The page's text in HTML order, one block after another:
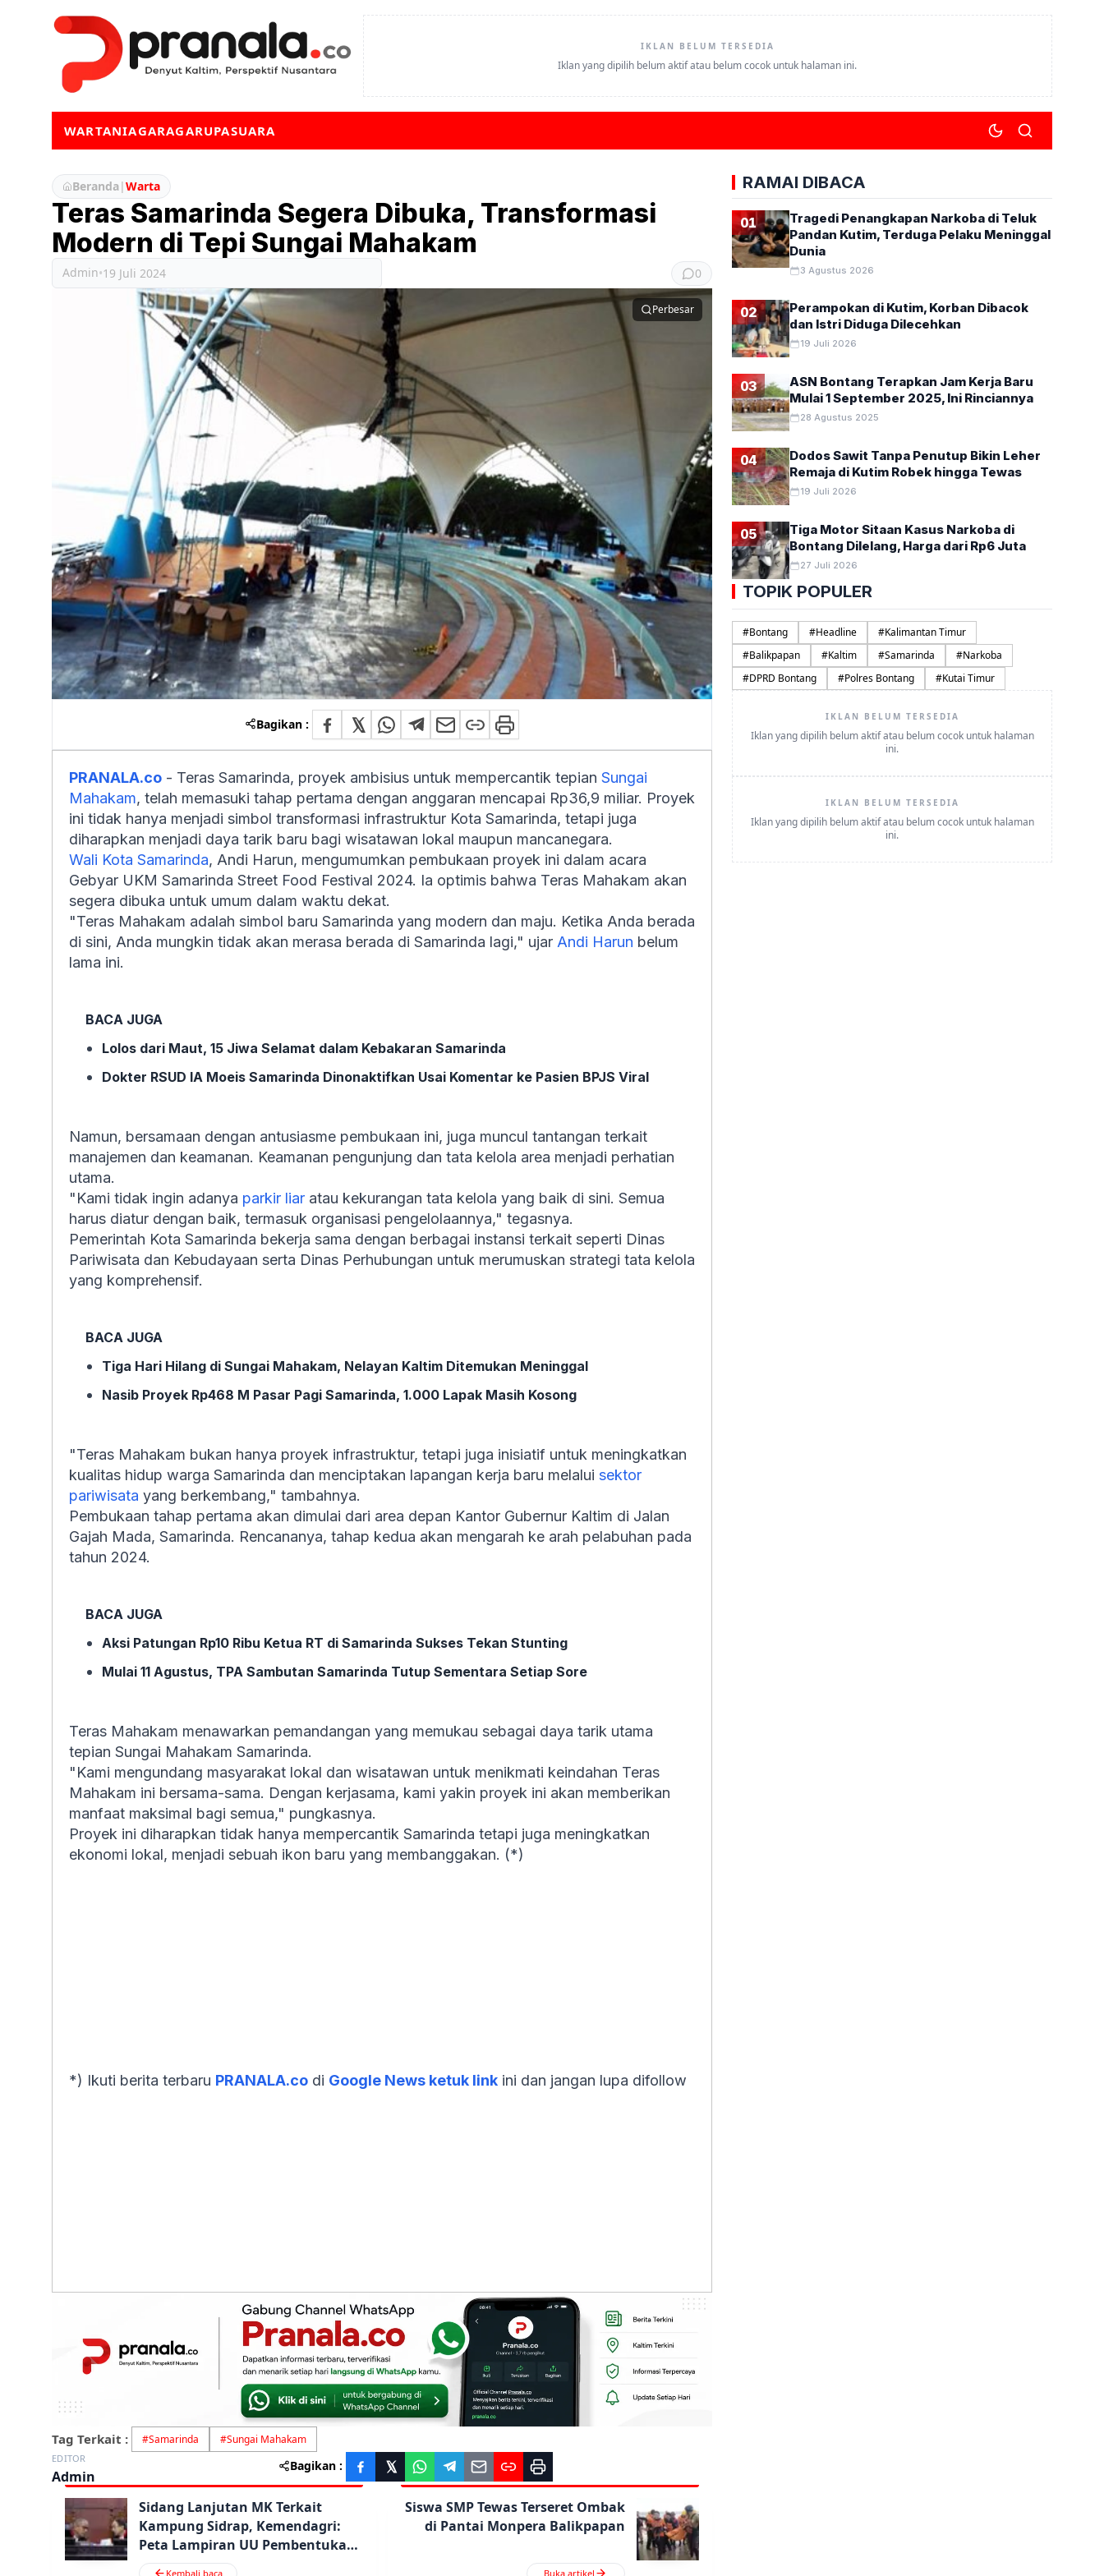
IKLAN BELUM TERSEDIA
Iklan yang dipilih belum aktif atau belum cocok untuk halaman ini.
WARTANIAGARAGARUPASUARA
Beranda|Warta
Teras Samarinda Segera Dibuka, Transformasi
Modern di Tepi Sungai Mahakam
Admin•19 Juli 2024 0
Perbesar
Bagikan :
PRANALA.co - Teras Samarinda, proyek ambisius untuk mempercantik tepian Sungai
Mahakam, telah memasuki tahap pertama dengan anggaran mencapai Rp36,9 miliar. Proyek
ini tidak hanya menjadi simbol transformasi infrastruktur Kota Samarinda, tetapi juga
diharapkan menjadi daya tarik baru bagi wisatawan lokal maupun mancanegara.
Wali Kota Samarinda, Andi Harun, mengumumkan pembukaan proyek ini dalam acara
Gebyar UKM Samarinda Street Food Festival 2024. Ia optimis bahwa Teras Mahakam akan
segera dibuka untuk umum dalam waktu dekat.
"Teras Mahakam adalah simbol baru Samarinda yang modern dan maju. Ketika Anda berada
di sini, Anda mungkin tidak akan merasa berada di Samarinda lagi," ujar Andi Harun belum
lama ini.
BACA JUGA
Lolos dari Maut, 15 Jiwa Selamat dalam Kebakaran Samarinda
Dokter RSUD IA Moeis Samarinda Dinonaktifkan Usai Komentar ke Pasien BPJS Viral
Namun, bersamaan dengan antusiasme pembukaan ini, juga muncul tantangan terkait
manajemen dan keamanan. Keamanan pengunjung dan tata kelola area menjadi perhatian
utama.
"Kami tidak ingin adanya parkir liar atau kekurangan tata kelola yang baik di sini. Semua
harus diatur dengan baik, termasuk organisasi pengelolaannya," tegasnya.
Pemerintah Kota Samarinda bekerja sama dengan berbagai instansi terkait seperti Dinas
Pariwisata dan Kebudayaan serta Dinas Perhubungan untuk merumuskan strategi tata kelola
yang komprehensif.
BACA JUGA
Tiga Hari Hilang di Sungai Mahakam, Nelayan Kaltim Ditemukan Meninggal
Nasib Proyek Rp468 M Pasar Pagi Samarinda, 1.000 Lapak Masih Kosong
"Teras Mahakam bukan hanya proyek infrastruktur, tetapi juga inisiatif untuk meningkatkan
kualitas hidup warga Samarinda dan menciptakan lapangan kerja baru melalui sektor
pariwisata yang berkembang," tambahnya.
Pembukaan tahap pertama akan dimulai dari area depan Kantor Gubernur Kaltim di Jalan
Gajah Mada, Samarinda. Rencananya, tahap kedua akan mengarah ke arah pelabuhan pada
tahun 2024.
BACA JUGA
Aksi Patungan Rp10 Ribu Ketua RT di Samarinda Sukses Tekan Stunting
Mulai 11 Agustus, TPA Sambutan Samarinda Tutup Sementara Setiap Sore
Teras Mahakam menawarkan pemandangan yang memukau sebagai daya tarik utama
tepian Sungai Mahakam Samarinda.
"Kami mengundang masyarakat lokal dan wisatawan untuk menikmati keindahan Teras
Mahakam ini bersama-sama. Dengan kerjasama, kami yakin proyek ini akan memberikan
manfaat maksimal bagi semua," pungkasnya.
Proyek ini diharapkan tidak hanya mempercantik Samarinda tetapi juga meningkatkan
ekonomi lokal, menjadi sebuah ikon baru yang membanggakan. (*)
*) Ikuti berita terbaru PRANALA.co di Google News ketuk link ini dan jangan lupa difollow
Tag Terkait : #Samarinda #Sungai Mahakam
EDITOR
Admin
Bagikan :
Sidang Lanjutan MK Terkait
Kampung Sidrap, Kemendagri:
Peta Lampiran UU Pembentukan
Bontang Tak Penuhi Syarat
Kembali baca
Siswa SMP Tewas Terseret Ombak
di Pantai Monpera Balikpapan
Buka artikel
RAMAI DIBACA
01
Tragedi Penangkapan Narkoba di Teluk
Pandan Kutim, Terduga Pelaku Meninggal
Dunia
3 Agustus 2026
02
Perampokan di Kutim, Korban Dibacok
dan Istri Diduga Dilecehkan
19 Juli 2026
03
ASN Bontang Terapkan Jam Kerja Baru
Mulai 1 September 2025, Ini Rinciannya
28 Agustus 2025
04
Dodos Sawit Tanpa Penutup Bikin Leher
Remaja di Kutim Robek hingga Tewas
19 Juli 2026
05
Tiga Motor Sitaan Kasus Narkoba di
Bontang Dilelang, Harga dari Rp6 Juta
27 Juli 2026
TOPIK POPULER
#Bontang #Headline #Kalimantan Timur
#Balikpapan #Kaltim #Samarinda #Narkoba
#DPRD Bontang #Polres Bontang #Kutai Timur
IKLAN BELUM TERSEDIA
Iklan yang dipilih belum aktif atau belum cocok untuk halaman
ini.
IKLAN BELUM TERSEDIA
Iklan yang dipilih belum aktif atau belum cocok untuk halaman
ini.